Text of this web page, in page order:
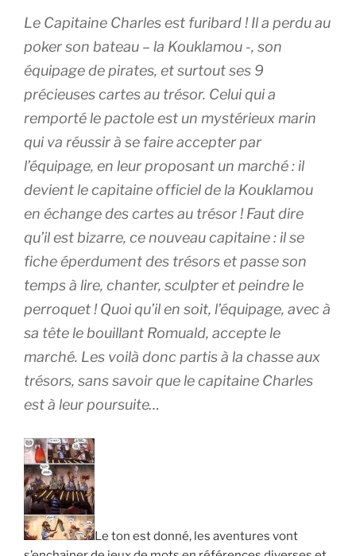
Le Capitaine Charles est furibard ! Il a perdu au
poker son bateau – la Kouklamou -, son
équipage de pirates, et surtout ses 9
précieuses cartes au trésor. Celui qui a
remporté le pactole est un mystérieux marin
qui va réussir à se faire accepter par
l’équipage, en leur proposant un marché : il
devient le capitaine officiel de la Kouklamou
en échange des cartes au trésor ! Faut dire
qu’il est bizarre, ce nouveau capitaine : il se
fiche éperdument des trésors et passe son
temps à lire, chanter, sculpter et peindre le
perroquet ! Quoi qu’il en soit, l’équipage, avec à
sa tête le bouillant Romuald, accepte le
marché. Les voilà donc partis à la chasse aux
trésors, sans savoir que le capitaine Charles
est à leur poursuite…
Le ton est donné, les aventures vont